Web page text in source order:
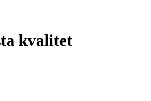
kvalitet